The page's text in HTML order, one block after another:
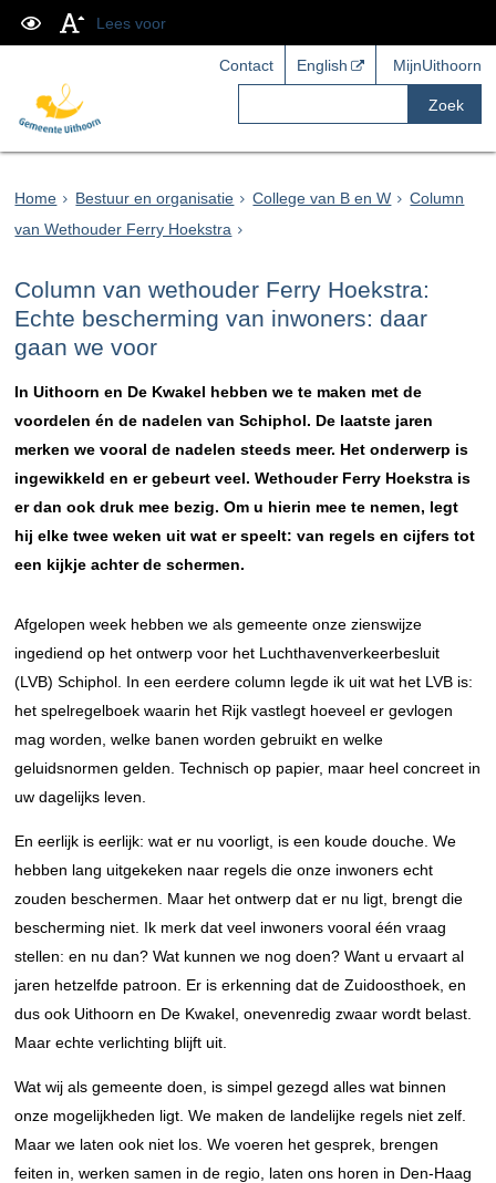
Lees voor
Contact English MijnUithoorn
Zoek
Home Bestuur en organisatie College van B en W
Column
van Wethouder Ferry Hoekstra
Column van wethouder Ferry Hoekstra:
Echte bescherming van inwoners: daar
gaan we voor
In Uithoorn en De Kwakel hebben we te maken met de
voordelen én de nadelen van Schiphol. De laatste jaren
merken we vooral de nadelen steeds meer. Het onderwerp is
ingewikkeld en er gebeurt veel. Wethouder Ferry Hoekstra is
er dan ook druk mee bezig. Om u hierin mee te nemen, legt
hij elke twee weken uit wat er speelt: van regels en cijfers tot
een kijkje achter de schermen.
Afgelopen week hebben we als gemeente onze zienswijze
ingediend op het ontwerp voor het Luchthavenverkeerbesluit
(LVB) Schiphol. In een eerdere column legde ik uit wat het LVB is:
het spelregelboek waarin het Rijk vastlegt hoeveel er gevlogen
mag worden, welke banen worden gebruikt en welke
geluidsnormen gelden. Technisch op papier, maar heel concreet in
uw dagelijks leven.
En eerlijk is eerlijk: wat er nu voorligt, is een koude douche. We
hebben lang uitgekeken naar regels die onze inwoners echt
zouden beschermen. Maar het ontwerp dat er nu ligt, brengt die
bescherming niet. Ik merk dat veel inwoners vooral één vraag
stellen: en nu dan? Wat kunnen we nog doen? Want u ervaart al
jaren hetzelfde patroon. Er is erkenning dat de Zuidoosthoek, en
dus ook Uithoorn en De Kwakel, onevenredig zwaar wordt belast.
Maar echte verlichting blijft uit.
Wat wij als gemeente doen, is simpel gezegd alles wat binnen
onze mogelijkheden ligt. We maken de landelijke regels niet zelf.
Maar we laten ook niet los. We voeren het gesprek, brengen
feiten in, werken samen in de regio, laten ons horen in Den-Haag